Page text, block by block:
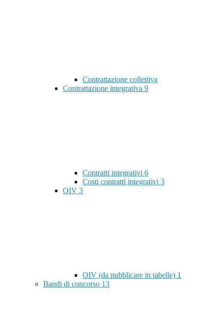
Contrattazione collettiva
Contrattazione integrativa 9
Contratti integrativi 6
Costi contratti integrativi 3
OIV 3
OIV (da pubblicare in tabelle) 1
Bandi di concorso 13